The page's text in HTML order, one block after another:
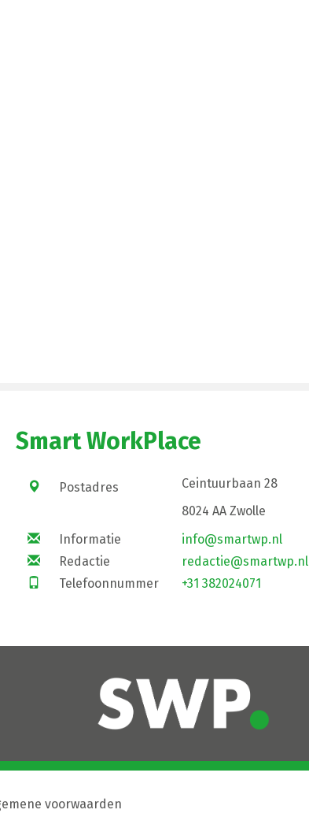
Smart WorkPlace
Postadres
Ceintuurbaan 28
8024 AA Zwolle
Informatie
info@smartwp.nl
Redactie
redactie@smartwp.nl
Telefoonnummer
+31 382024071
voorwaarden